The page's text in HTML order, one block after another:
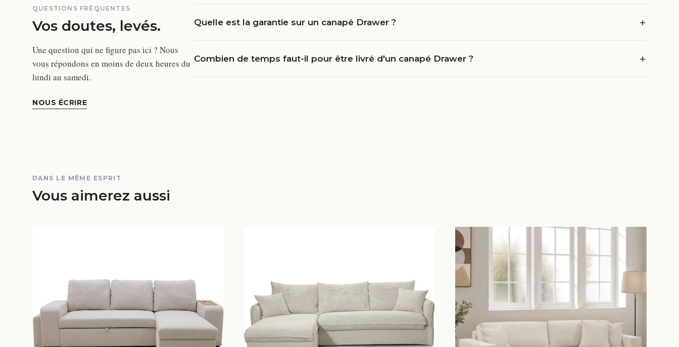
QUESTIONS FRÉQUENTES
Vos doutes, levés.
Une question qui ne figure pas ici ? Nous
vous répondons en moins de deux heures du
lundi au samedi.
NOUS ÉCRIRE
Quelle est la garantie sur un canapé Drawer ?
Combien de temps faut-il pour être livré d'un canapé Drawer ?
DANS LE MÊME ESPRIT
Vous aimerez aussi